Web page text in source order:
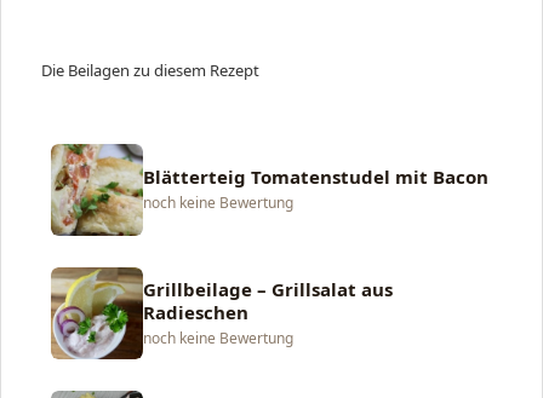
Die Beilagen zu diesem Rezept
Blätterteig Tomatenstudel mit Bacon
noch keine Bewertung
Grillbeilage – Grillsalat aus
Radieschen
noch keine Bewertung